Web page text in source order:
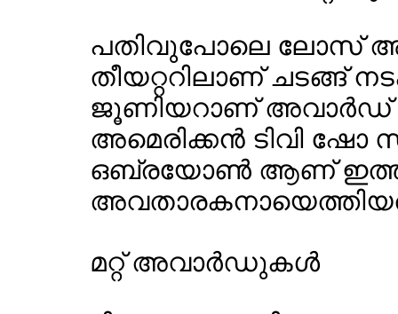
പതിവുപോലെ ലോസ്
തീയറ്ററിലാണ് ചടങ്ങ്
ജൂണിയറാണ് അവാര്‍ഡ്
അമെരിക്കന്‍ ടിവി
ഒബ്രയോണ്‍ ആണ്
മറ്റ് അവാര്‍ഡുകള്‍